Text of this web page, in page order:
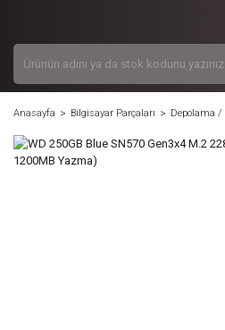
Anasayfa Bilgisayar Parçaları Depolama /